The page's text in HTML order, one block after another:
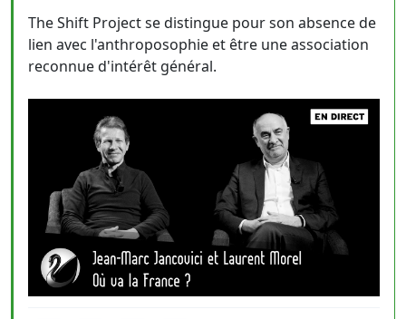
The Shift Project se distingue pour son absence de
lien avec l'anthroposophie et être une association
reconnue d'intérêt général.